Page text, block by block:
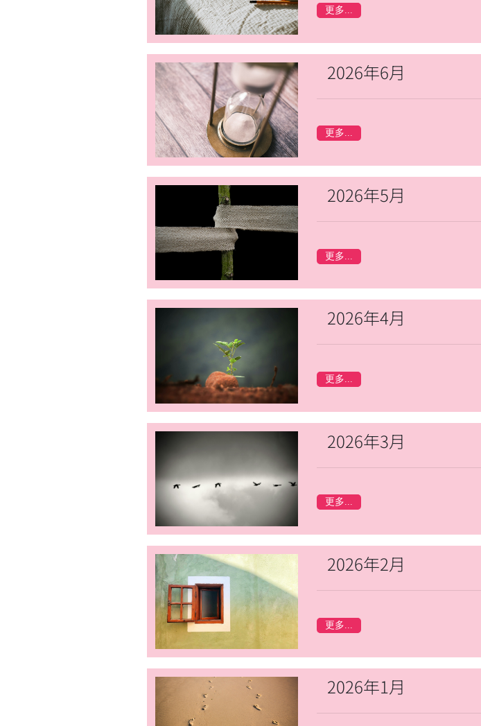
更多...
2026年6月
更多...
2026年5月
更多...
2026年4月
更多...
2026年3月
更多...
2026年2月
更多...
2026年1月